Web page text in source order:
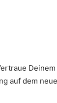
Deinem
auf dem